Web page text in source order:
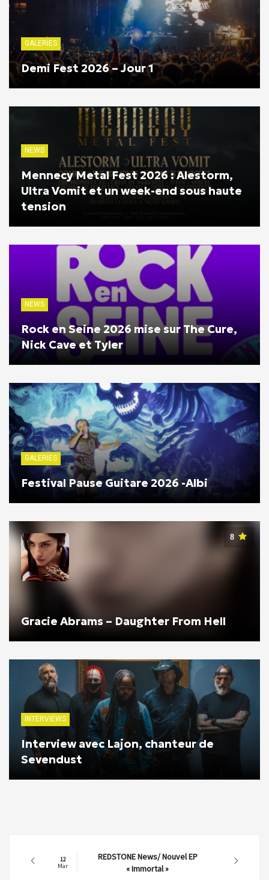
GALERIES
Demi Fest 2026 – Jour 1
NEWS
Mennecy Metal Fest 2026 : Alestorm,
Ultra Vomit et un week-end sous haute
tension
NEWS
Rock en Seine 2026 mise sur The Cure,
Nick Cave et Tyler
GALERIES
Festival Pause Guitare 2026 -Albi
8
Gracie Abrams – Daughter From Hell
INTERVIEWS
Interview avec Lajon, chanteur de
Sevendust
12
Mar
REDSTONE News/ Nouvel EP
« Immortal »